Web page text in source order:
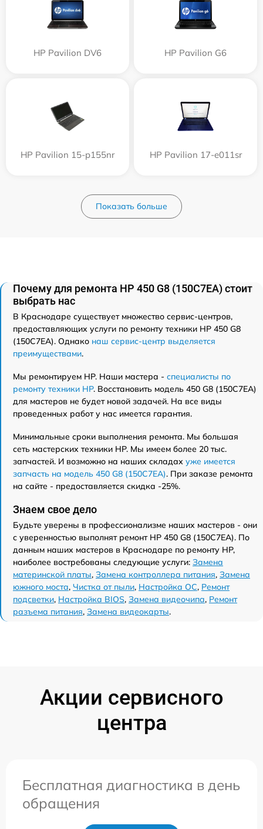
HP Pavilion DV6 HP Pavilion G6
HP Pavilion 15-p155nr HP Pavilion 17-e011sr
Показать больше
Почему для ремонта HP 450 G8 (150C7EA) стоит
выбрать нас
В Краснодаре существует множество сервис-центров,
предоставляющих услуги по ремонту техники HP 450 G8
(150C7EA). Однако наш сервис-центр выделяется
преимуществами.
Мы ремонтируем HP. Наши мастера - специалисты по
ремонту техники HP. Восстановить модель 450 G8 (150C7EA)
для мастеров не будет новой задачей. На все виды
проведенных работ у нас имеется гарантия.
Минимальные сроки выполнения ремонта. Мы большая
сеть мастерских техники HP. Мы имеем более 20 тыс.
запчастей. И возможно на наших складах уже имеется
запчасть на модель 450 G8 (150C7EA). При заказе ремонта
на сайте - предоставляется скидка -25%.
Знаем свое дело
Будьте уверены в профессионализме наших мастеров - они
с уверенностью выполнят ремонт HP 450 G8 (150C7EA). По
данным наших мастеров в Краснодаре по ремонту HP,
наиболее востребованы следующие услуги: Замена
материнской платы, Замена контроллера питания, Замена
южного моста, Чистка от пыли, Настройка ОС, Ремонт
подсветки, Настройка BIOS, Замена видеочипа, Ремонт
разъема питания, Замена видеокарты.
Акции сервисного
центра
Бесплатная диагностика в день
обращения